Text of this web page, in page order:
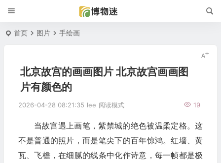
首页 图片 手绘画
北京故宫的画画图片 北京故宫画画图
片有颜色的
2026-04-28 08:21:35 lee 19
阅读模式
当故宫遇上画笔，紫禁城的绝色被温柔定格。这
不是普通的照片，而是笔尖下的百年惊鸿。红墙、黄
瓦、飞檐，在细腻的线条中化作诗意，每一帧都是极